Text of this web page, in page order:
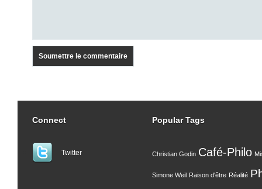
Connect
Twitter
Popular Tags
Christian Godin Café-Philo
Simone Weil Raison d'être Réalité